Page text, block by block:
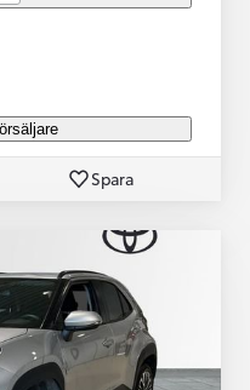
Spara